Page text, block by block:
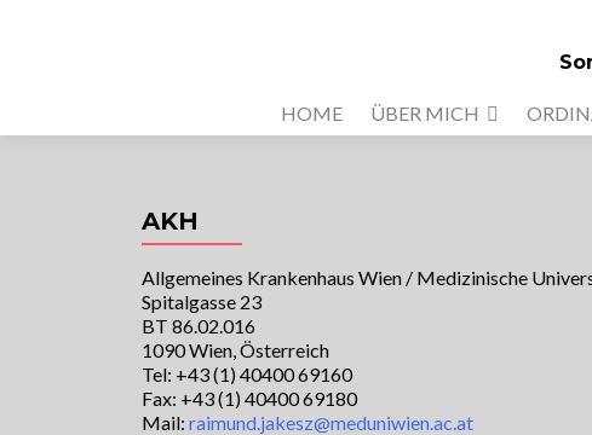
HOME ÜBER MICH
AKH
Allgemeines Krankenhaus Wien / Medizinische
Spitalgasse 23
BT 86.02.016
1090 Wien, Österreich
Tel: +43 (1) 40400 69160
Fax: +43 (1) 40400 69180
Mail: raimund.jakesz@meduniwien.ac.at